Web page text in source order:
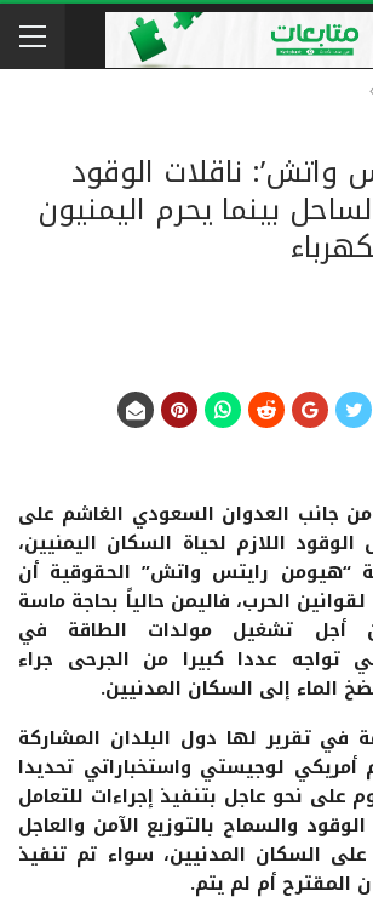
واتش’: ناقلات الوقود
بينما يحرم اليمنيون
جانب العدوان السعودي الغاشم على
اللازم لحياة السكان اليمنيين،
“هيومن رايتس واتش” الحقوقية أن
لقوانين الحرب، فاليمن حالياً بحاجة ماسة
أجل تشغيل مولدات الطاقة في
تواجه عددا كبيرا من الجرحى جراء
الماء إلى السكان المدنيين.
في تقرير لها دول البلدان المشاركة
لوجيستي واستخباراتي تحديدا
على نحو عاجل بتنفيذ إجراءات للتعامل
والسماح بالتوزيع الآمن والعاجل
على السكان المدنيين، سواء تم تنفيذ
المقترح أم لم يتم.